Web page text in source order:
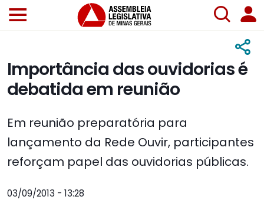
Importância das ouvidorias é
debatida em reunião
Em reunião preparatória para
lançamento da Rede Ouvir, participantes
reforçam papel das ouvidorias públicas.
03/09/2013 - 13:28